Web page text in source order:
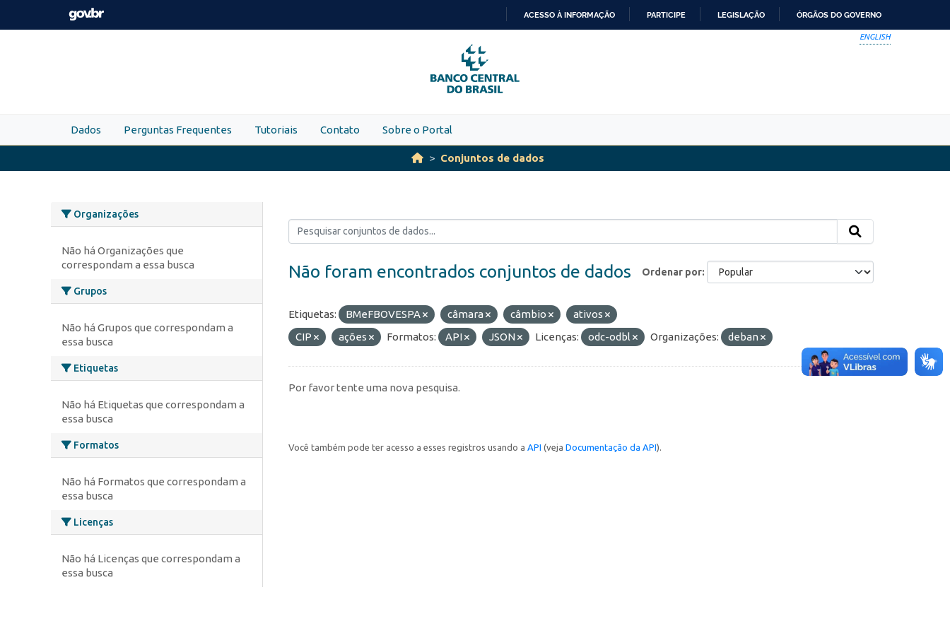
Skip to main content
PARA
O
CONTEÚDO
ACESSO À INFORMAÇÃO PARTICIPE LEGISLAÇÃO ÓRGÃOS DO GOVERNO
ENGLISH
Dados Perguntas Frequentes Tutoriais Contato Sobre o Portal
Conjuntos de dados
Organizações
Não há Organizações que
correspondam a essa busca
Grupos
Não há Grupos que correspondam a
essa busca
Etiquetas
Não há Etiquetas que correspondam a
essa busca
Formatos
Não há Formatos que correspondam a
essa busca
Licenças
Não há Licenças que correspondam a
essa busca
Ordenar por
Não foram encontrados conjuntos de dados
Etiquetas: BMeFBOVESPA câmara câmbio
ativos
CIP
ações Formatos: API JSON Licenças: odc-odbl Organizações: deban
Por favor tente uma nova pesquisa.
Você também pode ter acesso a esses registros usando a API (veja Documentação da API).